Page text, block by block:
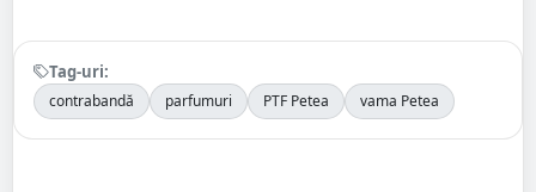
Tag-uri:
contrabandă parfumuri PTF Petea vama Petea